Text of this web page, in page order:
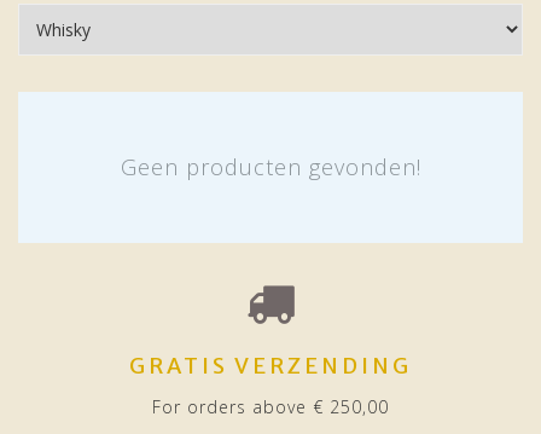
Geen producten gevonden!
GRATIS VERZENDING
For orders above € 250,00